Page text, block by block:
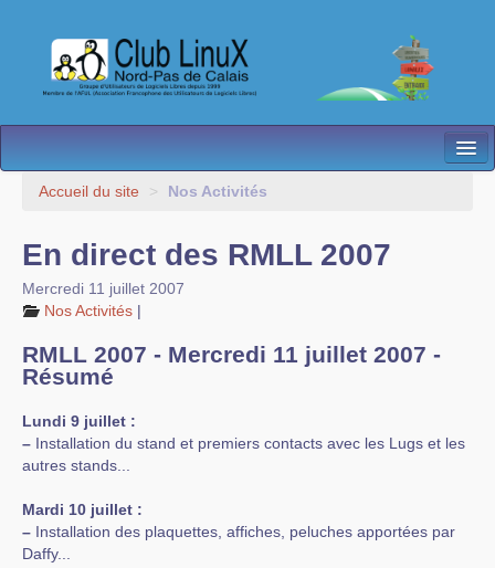
L’Association
Contact
Les antennes
Accueil du site > Nos Activités
En direct des RMLL 2007
Mercredi 11 juillet 2007
Nos Activités |
RMLL 2007 - Mercredi 11 juillet 2007 -
Résumé
Lundi 9 juillet :
– Installation du stand et premiers contacts avec les Lugs et les
autres stands...
Mardi 10 juillet :
– Installation des plaquettes, affiches, peluches apportées par
Daffy...